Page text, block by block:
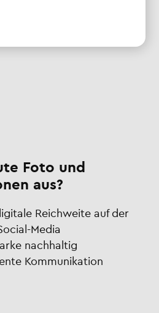
Foto und
aus?
Reichweite auf der
Media
nachhaltig
Kommunikation